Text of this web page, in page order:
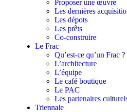
Proposer une œuvre
Les dernières
Les dépots
Les prêts
Co-construire
Le Frac
Qu’est-ce qu’un Frac ?
L’architecture
L’équipe
Le café boutique
Le PAC
Les partenaires
Triennale